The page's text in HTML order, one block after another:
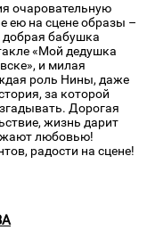
очаровательную
ею на сцене образы –
бабушка
«Мой дедушка
и милая
роль Нины, даже
за которой
Дорогая
жизнь дарит
любовью!
радости на сцене!